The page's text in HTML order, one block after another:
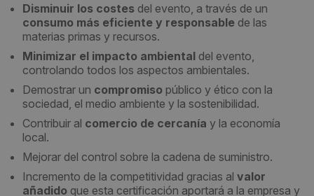
Disminuir los costes del evento, a través de un
consumo más eficiente y responsable de las
materias primas y recursos.
Minimizar el impacto ambiental del evento,
controlando todos los aspectos ambientales.
Demostrar un compromiso público y ético con la
sociedad, el medio ambiente y la sostenibilidad.
Contribuir al comercio de cercanía y la economía
local.
Mejorar del control sobre la cadena de suministro.
Incremento de la competitividad gracias al valor
añadido que esta certificación aportará a la empresa y